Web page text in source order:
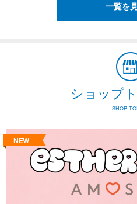
一覧を
ショップ
SHOP
NEW